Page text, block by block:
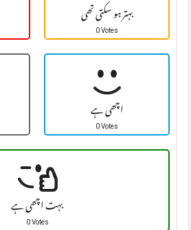
بہتر ہو سکتی تھی
0 Votes
اچھی ہے
0 Votes
بہت اچھی ہے
0 Votes